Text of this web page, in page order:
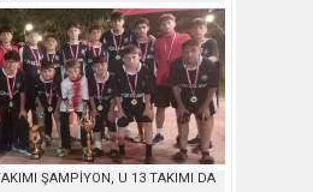
ŞAMPİYON, U 13 TAKIMI DA